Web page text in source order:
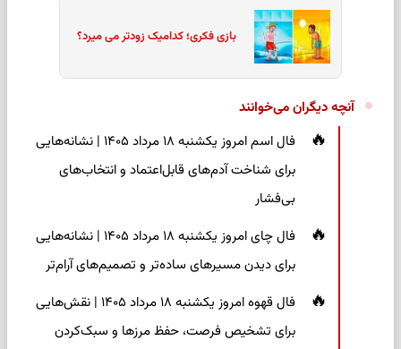
بازی فکری؛ کدامیک زودتر می میرد؟
آنچه دیگران می‌خوانند
فال اسم امروز یکشنبه ۱۸ مرداد ۱۴۰۵ | نشانه‌هایی
برای شناخت آدم‌های قابل‌اعتماد و انتخاب‌های
بی‌فشار
فال چای امروز یکشنبه ۱۸ مرداد ۱۴۰۵ | نشانه‌هایی
برای دیدن مسیرهای ساده‌تر و تصمیم‌های آرام‌تر
فال قهوه امروز یکشنبه ۱۸ مرداد ۱۴۰۵ | نقش‌هایی
برای تشخیص فرصت، حفظ مرزها و سبک‌کردن